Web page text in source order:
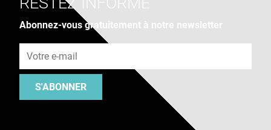
Abonnez-vous gratuitement à notre newsletter
S'ABONNER